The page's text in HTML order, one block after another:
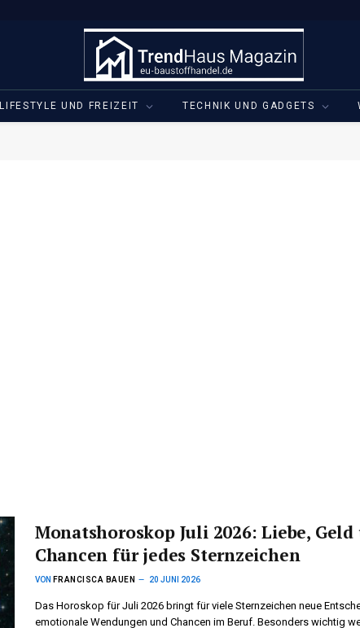
LIFESTYLE UND FREIZEIT TECHNIK UND GADGETS
Monatshoroskop Juli 2026: Liebe, Geld
Chancen für jedes Sternzeichen
VON FRANCISCA BAUEN 20 JUNI 2026
Das Horoskop für Juli 2026 bringt für viele Sternzeichen neue
emotionale Wendungen und Chancen im Beruf. Besonders wichtig